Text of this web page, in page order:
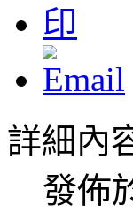
詳細內
發佈